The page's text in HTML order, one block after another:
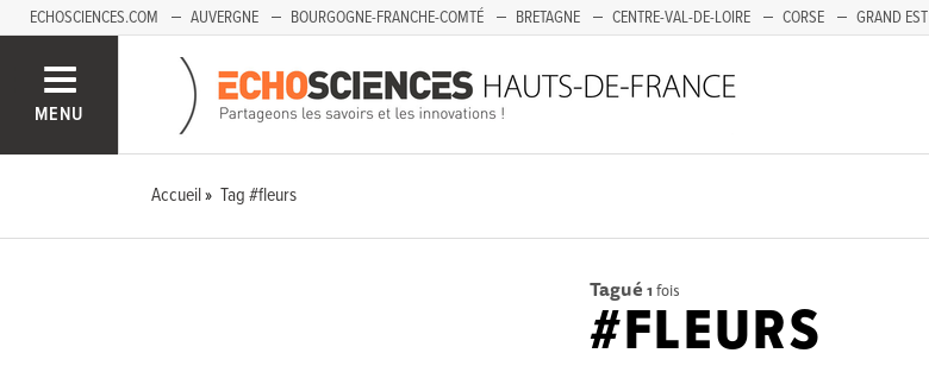
ECHOSCIENCES.COM AUVERGNE BOURGOGNE-FRANCHE-COMTÉ BRETAGNE CENTRE-VAL-DE-LOIRE CORSE GRAND EST
SAVOIE MONT-BLANC
MENU
Accueil Tag #fleurs
Tagué 1 fois
#FLEURS